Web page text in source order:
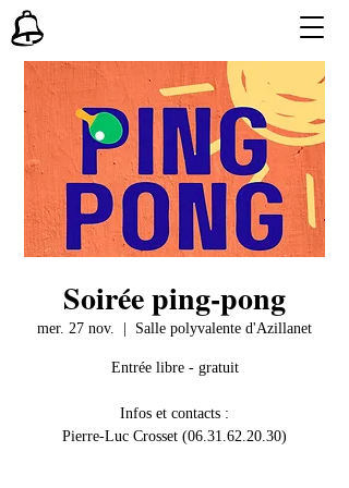
Soirée ping-pong
mer. 27 nov. Salle polyvalente d'Azillanet
Entrée libre - gratuit
Infos et contacts :
Pierre-Luc Crosset (06.31.62.20.30)